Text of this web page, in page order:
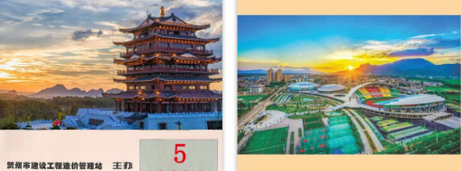
资
算
编
制
工
程
材
料
指
导
价，
来
贵
市
造
价
信
息
期
刊
PDF
信
息
发
布，
用
于
崇
左
程
布，
用
于
北
海
工
程
全
林
建
材
厂
商
报
价）
期